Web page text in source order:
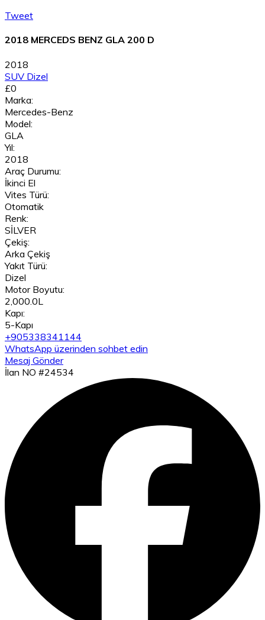
Tweet
2018 MERCEDS BENZ GLA 200 D
2018
SUV Dizel
£0
Marka:
Mercedes-Benz
Model:
GLA
Yıl:
2018
Araç Durumu:
İkinci El
Vites Türü:
Otomatik
Renk:
SİLVER
Çekiş:
Arka Çekiş
Yakıt Türü:
Dizel
Motor Boyutu:
2,000.0L
Kapı:
5-Kapı
+905338341144
WhatsApp üzerinden sohbet edin
Mesaj Gönder
İlan NO #24534